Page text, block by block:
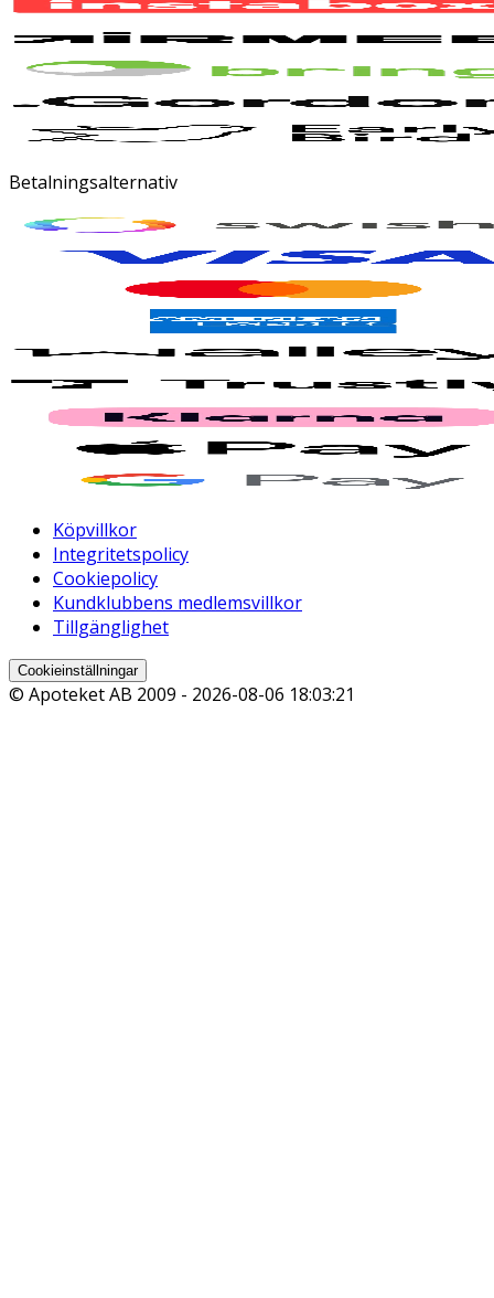
Betalningsalternativ
Köpvillkor
Integritetspolicy
Cookiepolicy
Kundklubbens medlemsvillkor
Tillgänglighet
Cookieinställningar
© Apoteket AB 2009 - 2026-08-06 18:03:21